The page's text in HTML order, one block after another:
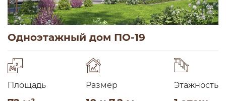
Одноэтажный дом ПО-19
Площадь Размер Этажность